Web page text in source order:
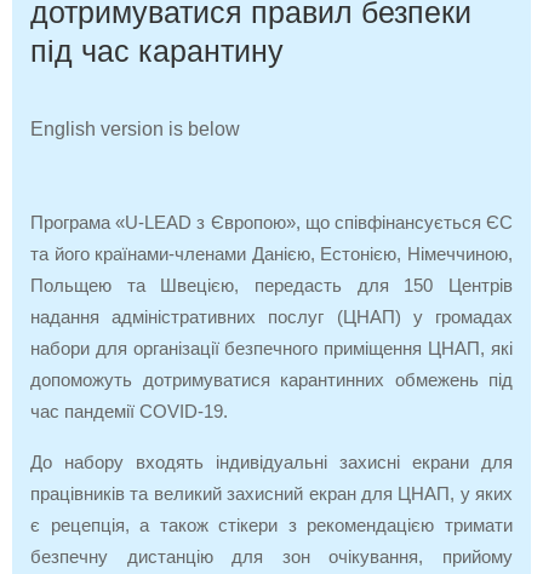
дотримуватися правил безпеки
під час карантину
English version is below
Програма «U-LEAD з Європою», що співфінансується ЄС
та його країнами-членами Данією, Естонією, Німеччиною,
Польщею та Швецією, передасть для 150 Центрів
надання адміністративних послуг (ЦНАП) у громадах
набори для організації безпечного приміщення ЦНАП, які
допоможуть дотримуватися карантинних обмежень під
час пандемії COVID-19.
До набору входять індивідуальні захисні екрани для
працівників та великий захисний екран для ЦНАП, у яких
є рецепція, а також стікери з рекомендацією тримати
безпечну дистанцію для зон очікування, прийому